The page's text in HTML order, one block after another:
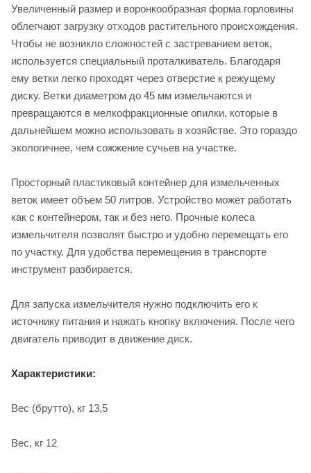
Увеличенный размер и воронкообразная форма горловины
облегчают загрузку отходов растительного происхождения.
Чтобы не возникло сложностей с застреванием веток,
используется специальный проталкиватель. Благодаря
ему ветки легко проходят через отверстие к режущему
диску. Ветки диаметром до 45 мм измельчаются и
превращаются в мелкофракционные опилки, которые в
дальнейшем можно использовать в хозяйстве. Это гораздо
экологичнее, чем сожжение сучьев на участке.
Просторный пластиковый контейнер для измельченных
веток имеет объем 50 литров. Устройство может работать
как с контейнером, так и без него. Прочные колеса
измельчителя позволят быстро и удобно перемещать его
по участку. Для удобства перемещения в транспорте
инструмент разбирается.
Для запуска измельчителя нужно подключить его к
источнику питания и нажать кнопку включения. После чего
двигатель приводит в движение диск.
Характеристики:
Вес (брутто), кг 13,5
Вес, кг 12